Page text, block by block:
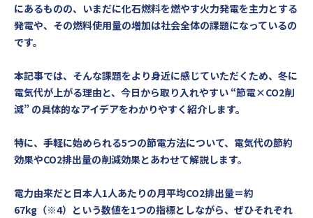
にあるものの、いまだに化石燃料を燃やす火力発電を主力とする
発電や、その燃料使用量の増加は社会全体の課題になっているの
です。
本記事では、そんな課題をより身近に感じていただくため、冬に
電気代が上がる理由と、今日から取り入れやすい “節電×CO2削
減” の具体的なアイデアをわかりやすく紹介します。
特に、手軽に始められる5つの節電方法について、電気代の節約
効果やCO2排出量の削減効果とあわせて解説します。
電力由来だと日本人1人あたりの月平均CO2排出量＝約
67kg（※4）という数値を1つの指標としながら、ぜひそれぞれ